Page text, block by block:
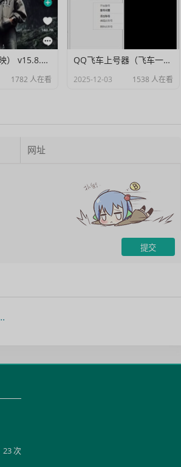
CapCut（剪映） v15.8.0 国际高级会员解锁破解版
1782 人在看
QQ飞车上号器（飞车一键登号器）V1.0
2025-12-03 1538 人在看
23 次